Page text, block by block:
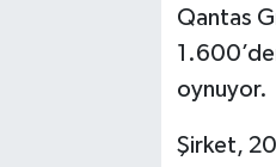
Qantas
oynuyor.
Şirket,